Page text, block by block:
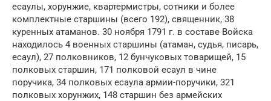
есаулы, хорунжие, квартермистры, сотники и более
комплектные старшины (всего 192), священник, 38
куренных атаманов. 30 ноября 1791 г. в составе Войска
находилось 4 военных старшины (атаман, судья, писарь,
есаул), 27 полковников, 12 бунчуковых товарищей, 15
полковых старшин, 171 полковой есаул в чине
поручика, 34 полковых есаула армии-поручики, 321
полковых хорунжих, 148 старшин без армейских